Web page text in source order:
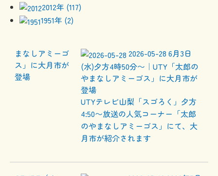
2012年 (117)
1951年 (2)
2026-05-28 6月3日
(水)夕方4時50分〜｜UTY「太郎の
やまなしアミーゴス」に大月市が
登場
UTYテレビ山梨「スゴろく」夕方
4:50〜放送の人気コーナー「太郎
のやまなしアミーゴス」にて、大
月市が紹介されます